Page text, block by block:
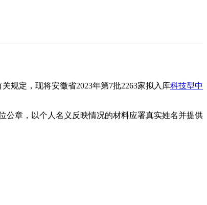
规定，现将安徽省2023年第7批2263家拟入库科技型中
公章，以个人名义反映情况的材料应署真实姓名并提供